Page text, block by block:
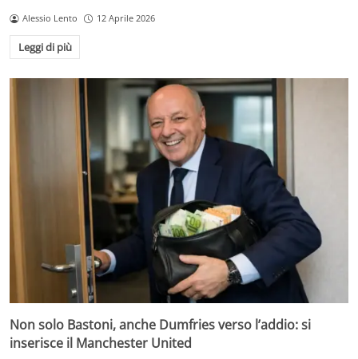
Alessio Lento 12 Aprile 2026
Leggi di più
Non solo Bastoni, anche Dumfries verso l’addio: si
inserisce il Manchester United